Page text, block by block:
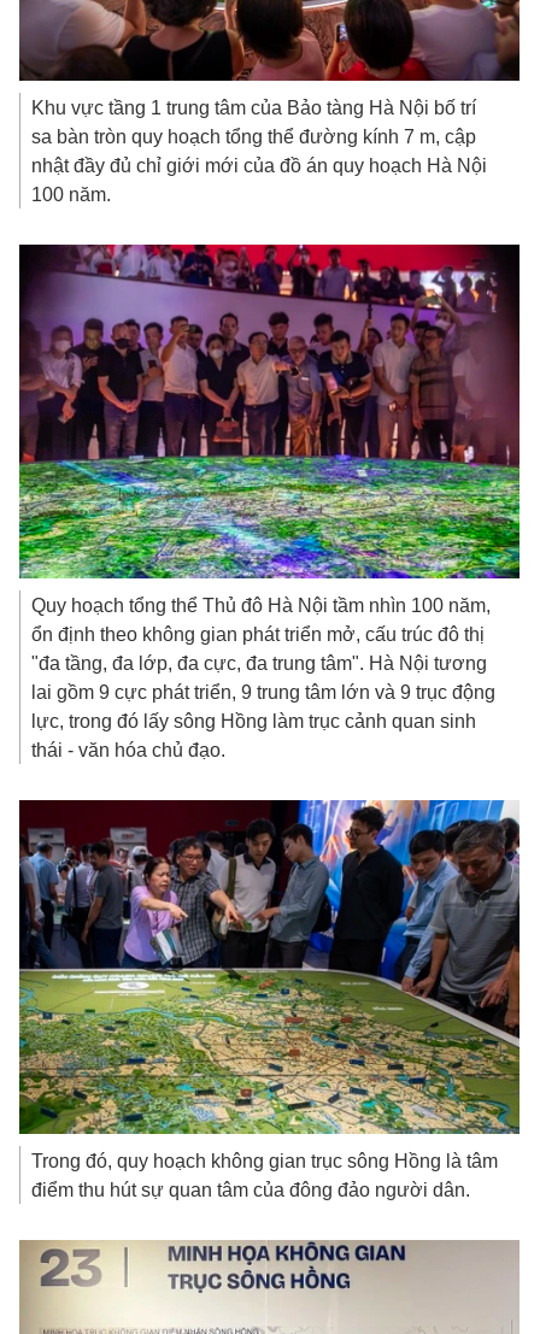
Khu vực tầng 1 trung tâm của Bảo tàng Hà Nội bố trí
sa bàn tròn quy hoạch tổng thể đường kính 7 m, cập
nhật đầy đủ chỉ giới mới của đồ án quy hoạch Hà Nội
100 năm.
Quy hoạch tổng thể Thủ đô Hà Nội tầm nhìn 100 năm,
ổn định theo không gian phát triển mở, cấu trúc đô thị
"đa tầng, đa lớp, đa cực, đa trung tâm". Hà Nội tương
lai gồm 9 cực phát triển, 9 trung tâm lớn và 9 trục động
lực, trong đó lấy sông Hồng làm trục cảnh quan sinh
thái - văn hóa chủ đạo.
Trong đó, quy hoạch không gian trục sông Hồng là tâm
điểm thu hút sự quan tâm của đông đảo người dân.